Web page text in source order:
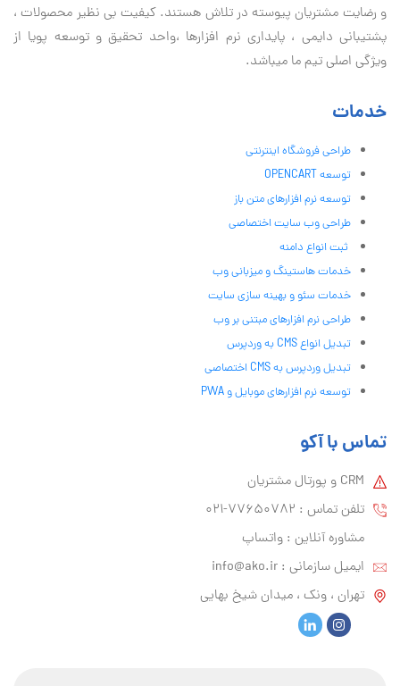
و رضایت مشتریان پیوسته در تلاش هستند. کیفیت بی نظير محصولات ،
پشتیبانی دايمی ، پایداری نرم افزارها ،واحد تحقیق و توسعه پویا از
ویژگی اصلی تیم ما میباشد.
خدمات
طراحی فروشگاه اینترنتی
توسعه OPENCART
توسعه نرم افزارهای متن باز
طراحی وب سایت اختصاصی
ثبت انواع دامنه
خدمات هاستینگ و میزبانی وب
خدمات سئو و بهینه سازی سایت
طراحی نرم افزارهای مبتنی بر وب
تبدیل انواع CMS به وردپرس
تبدیل وردپرس به CMS اختصاصی
توسعه نرم افزارهای موبایل و PWA
تماس با آکو
CRM و پورتال مشتریان
تلفن تماس :‌ 77650782-021
مشاوره آنلاین : واتساپ
ایمیل سازمانی :‌ info@ako.ir
تهران ، ونک ، میدان شیخ بهایی